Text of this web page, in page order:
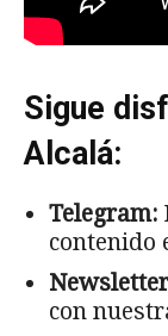
Sigue
Alcalá:
Telegram:
contenido
con